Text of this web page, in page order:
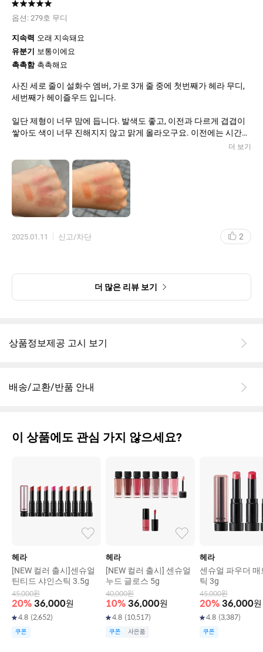
옵션: 279호 무디
지속력 오래 지속돼요
유분기
보통이에요
촉촉함 촉촉해요
사진 세로 줄이 설화수 엠버, 가로 3개 줄 중에 첫번째가 헤라 무디,
세번째가 헤이즐우드 입니다.
일단 제형이 너무 맘에 듭니다. 발색도 좋고, 이전과 다르게 겹겹이
쌓아도 색이 너무 진해지지 않고 맑게 올라오구요. 이전에는 시간
지나면 각질이 생겼는데 리뉴얼 후에는 몇시간이 지나도 촉촉해요!
입술에 바르고 음료수를 먹어도 요플레 현상 없이 꽤나 달라붙어 있
습니다. 이부분도 만족스러워요!
설화수 제형이랑 비교하면 설화수가 훨씬 가볍고 촉촉한데요. 둘 다
요.
이 꽤 올라와서 저한테 엄청 찰떡은 아닌거 같은데 일단 제형이 넘
맘에 들어요. 헤이즐우드 재구매 하러 갑니다.
더 많은 색이 나오면 좋겠어요!
더 보기
2025.01.11 신고/차단 2
더 많은 리뷰 보기
상품정보제공 고시 보기
배송/교환/반품 안내
이 상품에도 관심 가지 않으세요?
헤라
[NEW 컬러 출시]센슈얼
틴티드 샤인스틱 3.5g
45,000원
20% 36,000원
4.8 (2,652)
쿠폰
헤라
[NEW 컬러 출시] 센슈얼
누드 글로스 5g
40,000원
10% 36,000원
4.8 (10,517)
쿠폰 사은품
헤라
센슈얼 파우더 매
틱 3g
45,000원
20% 36,000원
4.8 (3,387)
쿠폰